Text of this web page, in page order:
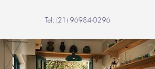
Tel: (21) 96984-0296